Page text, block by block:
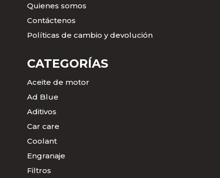
Quienes somos
Contáctenos
Políticas de cambio y devolución
CATEGORÍAS
Aceite de motor
Ad Blue
Aditivos
Car care
Coolant
Engranaje
Filtros